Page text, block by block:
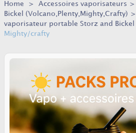
Home > Accessoires vaporisateurs >
Bickel (Volcano,Plenty,Mighty,Crafty) >
vaporisateur portable Storz and Bickel
Mighty/crafty